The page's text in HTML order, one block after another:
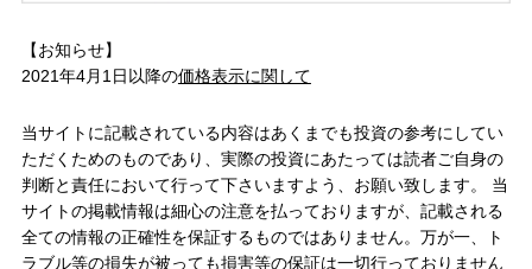
【お知らせ】
2021年4月1日以降の価格表示に関して
当サイトに記載されている内容はあくまでも投資の参考にしてい
ただくためのものであり、実際の投資にあたっては読者ご自身の
判断と責任において行って下さいますよう、お願い致します。 当
サイトの掲載情報は細心の注意を払っておりますが、記載される
全ての情報の正確性を保証するものではありません。万が一、ト
ラブル等の損失が被っても損害等の保証は一切行っておりません